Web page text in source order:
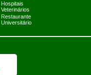
Hospitais
Veterinários
Restaurante
Universitário